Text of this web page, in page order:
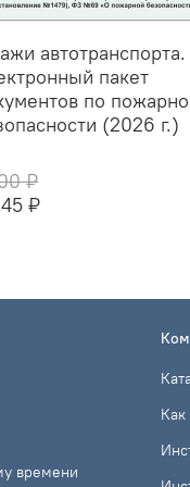
автотранспорта.
пакет
по
(2026 г.)
₽
₽
Как
времени